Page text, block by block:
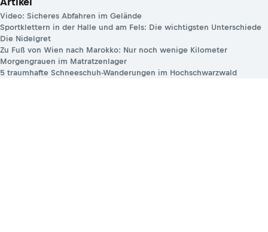
Video: Sicheres Abfahren im Gelände
Sportklettern in der Halle und am Fels: Die wichtigsten Unterschiede
Die Nidelgret
Zu Fuß von Wien nach Marokko: Nur noch wenige Kilometer
Morgengrauen im Matratzenlager
5 traumhafte Schneeschuh-Wanderungen im Hochschwarzwald